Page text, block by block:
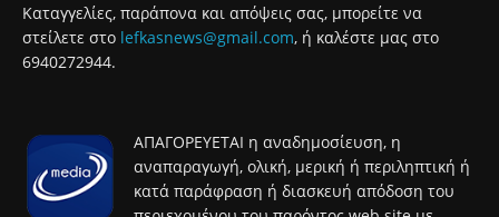
Καταγγελίες, παράπονα και απόψεις σας, μπορείτε να
στείλετε στο lefkasnews@gmail.com, ή καλέστε μας στο
6940272944.
ΑΠΑΓΟΡΕΥΕΤΑΙ η αναδημοσίευση, η
αναπαραγωγή, ολική, μερική ή περιληπτική ή
κατά παράφραση ή διασκευή απόδοση του